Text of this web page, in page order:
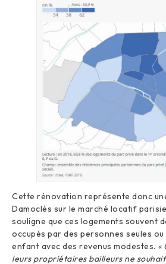
Cette rénovation représente donc
Damoclès sur le marché locatif
souligne que ces logements souvent
occupés par des personnes seules
enfant avec des revenus modestes. «
leurs propriétaires bailleurs ne